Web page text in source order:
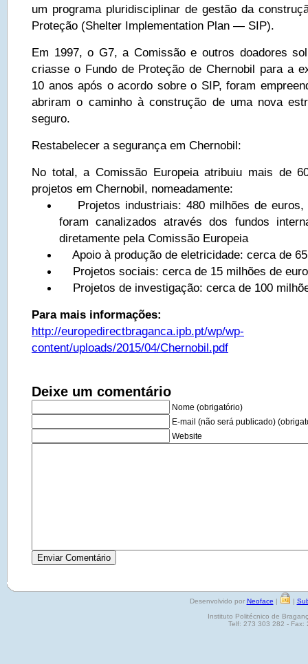
um programa pluridisciplinar de gestão da
Proteção (Shelter Implementation Plan — SIP).
Em 1997, o G7, a Comissão e outros doadores
criasse o Fundo de Proteção de Chernobil para a
10 anos após o acordo sobre o SIP, foram
abriram o caminho à construção de uma nova
seguro.
Restabelecer a segurança em Chernobil:
No total, a Comissão Europeia atribuiu mais de
projetos em Chernobil, nomeadamente:
Projetos industriais: 480 milhões de euros,
foram canalizados através dos fundos
diretamente pela Comissão Europeia
Apoio à produção de eletricidade: cerca de
Projetos sociais: cerca de 15 milhões de
Projetos de investigação: cerca de 100
Para mais informações:
http://europedirectbraganca.ipb.pt/wp/wp-
content/uploads/2015/04/Chernobil.pdf
Deixe um comentário
Nome (obrigatório)
E-mail (não será publicado)
Website
Desenvolvido por Neoface | |
Instituto Politécnico de
Telf: 273 303 282 - Fax: